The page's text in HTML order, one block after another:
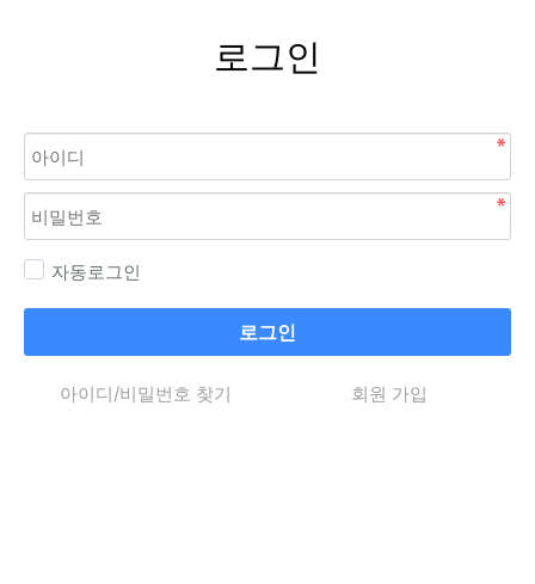
로그인
자동로그인
로그인
아이디/비밀번호 찾기 회원 가입